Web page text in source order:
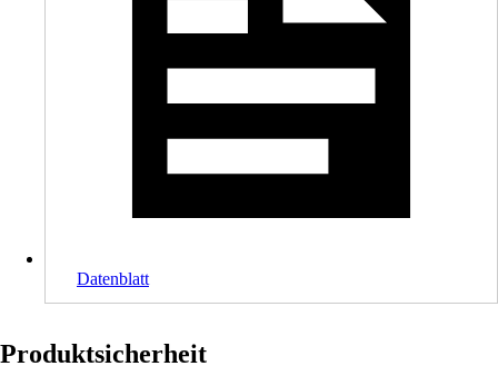
Datenblatt
Produktsicherheit